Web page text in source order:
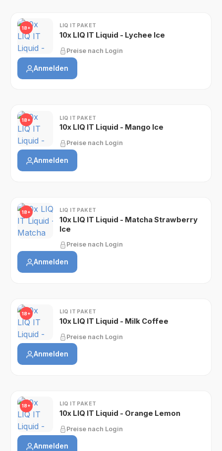
18+ LIQ IT PAKET
10x LIQ IT Liquid - Lychee Ice
Preise nach Login
Anmelden
18+ LIQ IT PAKET
10x LIQ IT Liquid - Mango Ice
Preise nach Login
Anmelden
18+ LIQ IT PAKET
10x LIQ IT Liquid - Matcha Strawberry
Ice
Preise nach Login
Anmelden
18+ LIQ IT PAKET
10x LIQ IT Liquid - Milk Coffee
Preise nach Login
Anmelden
18+ LIQ IT PAKET
10x LIQ IT Liquid - Orange Lemon
Preise nach Login
Anmelden